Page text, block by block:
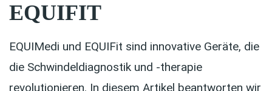
EQUIFIT
EQUIMedi und EQUIFit sind innovative Geräte, die
die Schwindeldiagnostik und -therapie
revolutionieren. In diesem Artikel beantworten wir